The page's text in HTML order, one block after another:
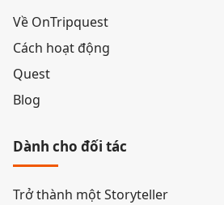
Về OnTripquest
Cách hoạt động
Quest
Blog
Dành cho đối tác
Trở thành một Storyteller